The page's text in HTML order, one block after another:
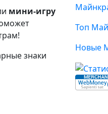
мини-игру
знаки
Топ
Новые